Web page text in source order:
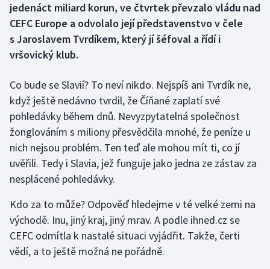
Florbal
Futsal
Gymnastika
Házená
Jezdectví
Krasobruslení
Lezení
jedenáct miliard korun, ve čtvrtek převzalo vládu nad
CEFC Europe a odvolalo její představenstvo v čele
s Jaroslavem Tvrdíkem, který jí šéfoval a řídí i
vršovický klub.
Co bude se Slavií? To neví nikdo. Nejspíš ani Tvrdík ne,
když ještě nedávno tvrdil, že Číňané zaplatí své
pohledávky během dnů. Nevyzpytatelná společnost
žonglováním s miliony přesvědčila mnohé, že peníze u
nich nejsou problém. Ten teď ale mohou mít ti, co jí
uvěřili. Tedy i Slavia, jež funguje jako jedna ze zástav za
nesplácené pohledávky.
Kdo za to může? Odpověď hledejme v té velké zemi na
východě. Inu, jiný kraj, jiný mrav. A podle ihned.cz se
CEFC odmítla k nastalé situaci vyjádřit. Takže, čerti
vědí, a to ještě možná ne pořádně.